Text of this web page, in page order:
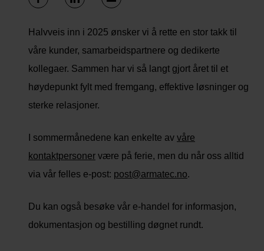
Halvveis inn i 2025 ønsker vi å rette en stor takk til
våre kunder, samarbeidspartnere og dedikerte
kollegaer. Sammen har vi så langt gjort året til et
høydepunkt fylt med fremgang, effektive løsninger og
sterke relasjoner.
I sommermånedene kan enkelte av våre
kontaktpersoner være på ferie, men du når oss alltid
via vår felles e-post: post@armatec.no.
Du kan også besøke vår e-handel for informasjon,
dokumentasjon og bestilling døgnet rundt.